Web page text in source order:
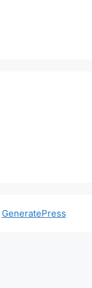
GeneratePress